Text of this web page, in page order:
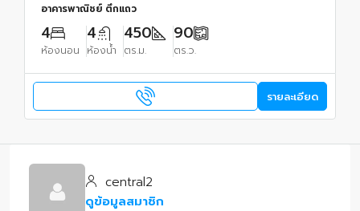
อาคารพาณิชย์ ตึกแถว
4
ห้องนอน
4
ห้องน้ำ
450
ตร.ม.
90
ตร.ว.
รายละเอียด
central2
ดูข้อมูลสมาชิก